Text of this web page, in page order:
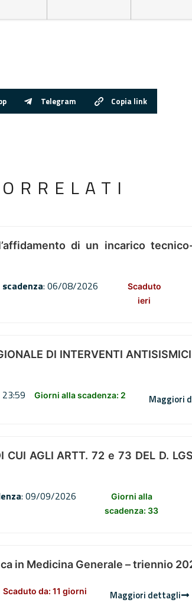
Telegram Copia link
di un incarico
: 06/08/2026
Scaduto
ieri
DI INTERVENTI
Giorni alla scadenza: 2 Maggiori
CUI AGLI ARTT. 72 e 73 DEL D.
: 09/09/2026
Giorni alla
scadenza: 33
in Medicina Generale – triennio
Scaduto da: 11 giorni Maggiori dettagli